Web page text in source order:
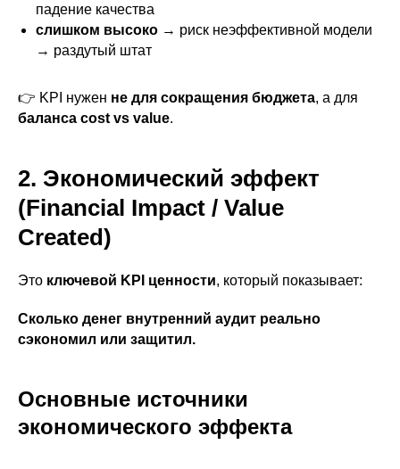
падение качества
слишком высоко → риск неэффективной модели
→ раздутый штат
👉 KPI нужен не для сокращения бюджета, а для
баланса cost vs value.
2. Экономический эффект
(Financial Impact / Value
Created)
Это ключевой KPI ценности, который показывает:
Сколько денег внутренний аудит реально
сэкономил или защитил.
Основные источники
экономического эффекта